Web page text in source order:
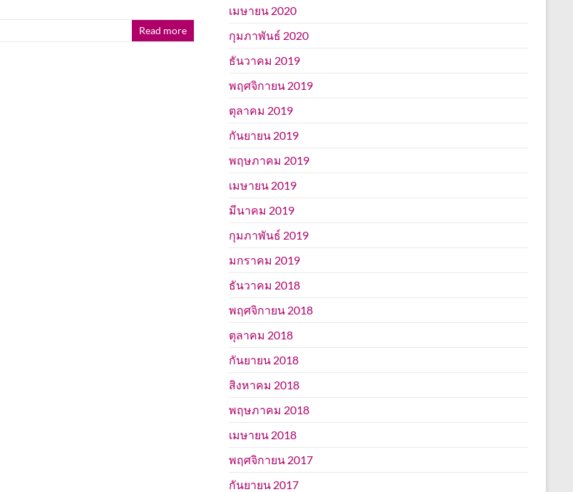
Read more
เมษายน 2020
กุมภาพันธ์ 2020
ธันวาคม 2019
พฤศจิกายน 2019
ตุลาคม 2019
กันยายน 2019
พฤษภาคม 2019
เมษายน 2019
มีนาคม 2019
กุมภาพันธ์ 2019
มกราคม 2019
ธันวาคม 2018
พฤศจิกายน 2018
ตุลาคม 2018
กันยายน 2018
สิงหาคม 2018
พฤษภาคม 2018
เมษายน 2018
พฤศจิกายน 2017
กันยายน 2017